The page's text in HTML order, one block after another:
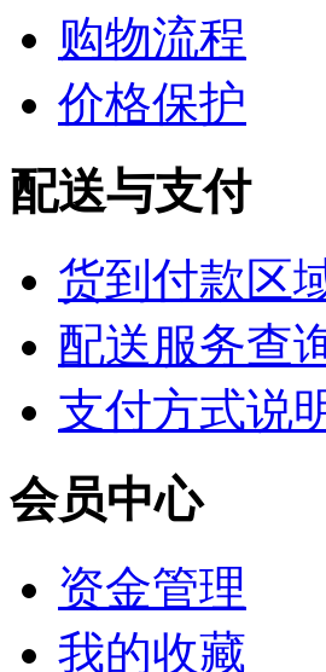
购物流程
价格保护
配送与支付
货到付款区
配送服务查
支付方式说
会员中心
资金管理
我的收藏